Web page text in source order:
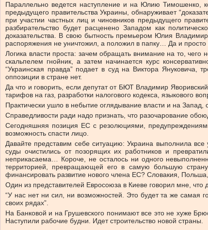
Параллельно ведется наступление и на Юлию Тимошенко,
предыдущего правительства Украины, обнаруживает
при участии частных лиц и чиновников предыдущего
разбирательство будет расценено Западом как
доказательства. В свою бытность премьером Юлия
распоряжения не уничтожил, а положил в папку… Да и просто
Логика власти проста: зачем обращать внимание на то, чего
скальпелем гнойник, а затем начинается курс
“Украинская правда” подает в суд на Виктора Януковича,
оппозиции в стране нет.
Да что и говорить, если депутат от БЮТ Владимир
тарифов на газ, разработки налогового кодекса, языкового
Практически ушло в небытие оглядывание власти и на
Справедливости ради надо признать, что разочарование
Сегодняшняя позиция ЕС с резолюциями,
возможность спасти лицо.
Давайте представим себе ситуацию: Украина выполнила
суды очистились от позорящих их работников и
неприкасаема… Короче, не осталось ни одного
территорией, превращающей его в самую большую страну
финансировать развитие нового члена ЕС? Словакия,
Один из представителей Евросоюза в Киеве говорил мне,
“У нас нет ни сил, ни возможностей. Это будет та же самая
своих рядах”.
На Банковой и на Грушевского понимают все это не хуже
Наступили рабочие будни. Идет строительство новой страны.